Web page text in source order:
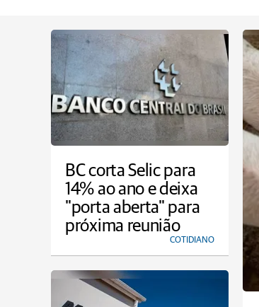
BC corta Selic para
14% ao ano e deixa
"porta aberta" para
próxima reunião
COTIDIANO